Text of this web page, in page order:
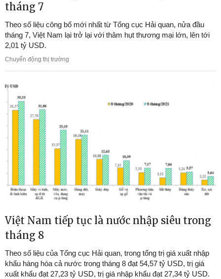
tháng 7
Theo số liệu công bố mới nhất từ Tổng cục Hải quan, nửa đầu
tháng 7, Việt Nam lại trở lại với thâm hụt thương mại lớn, lên tới
2,01 tỷ USD.
Chuyển động thị trường
Việt Nam tiếp tục là nước nhập siêu trong
tháng 8
Theo số liệu của Tổng cục Hải quan, trong tổng trị giá xuất nhập
khẩu hàng hóa cả nước trong tháng 8 đạt 54,57 tỷ USD, trị giá
xuất khẩu đạt 27,23 tỷ USD, trị giá nhập khẩu đạt 27,34 tỷ USD.